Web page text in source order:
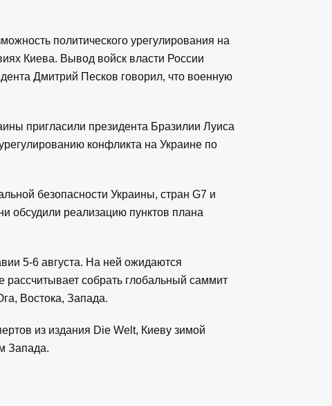
политического урегулирования на
Киева. Вывод войск власти России
Дмитрий Песков говорил, что военную
пригласили президента Бразилии Луиса
конфликта на Украине по
безопасности Украины, стран G7 и
обсудили реализацию пунктов плана
5-6 августа. На ней ожидаются
рассчитывает собрать глобальный саммит
Востока, Запада.
из издания Die Welt, Киеву зимой
Запада.